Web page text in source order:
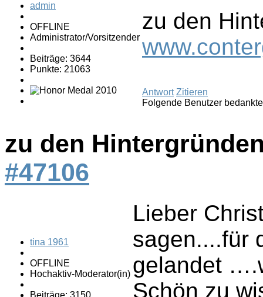
admin
OFFLINE
Administrator/Vorsitzender
Beiträge: 3644
Punkte: 21063
zu den
Antwort Zitieren
Folgende Benutzer
zu den
#47106
tina 1961
OFFLINE
Hochaktiv-Moderator(in)
Beiträge: 3150
Lieber
sagen....für
gelandet
Schön zu